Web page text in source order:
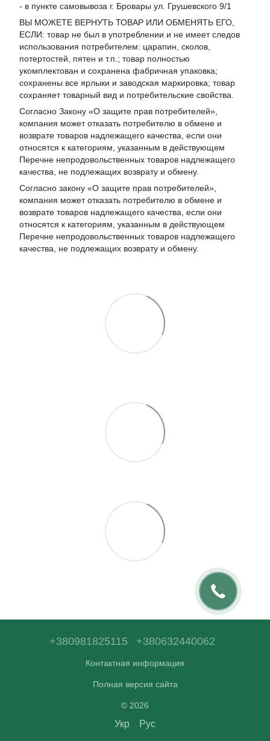
- в пункте самовывоза г. Бровары ул. Грушевского 9/1
ВЫ МОЖЕТЕ ВЕРНУТЬ ТОВАР ИЛИ ОБМЕНЯТЬ ЕГО,
ЕСЛИ: товар не был в употреблении и не имеет следов
использования потребителем: царапин, сколов,
потертостей, пятен и т.п.; товар полностью
укомплектован и сохранена фабричная упаковка;
сохранены все ярлыки и заводская маркировка; товар
сохраняет товарный вид и потребительские свойства.
Согласно Закону «О защите прав потребителей»,
компания может отказать потребителю в обмене и
возврате товаров надлежащего качества, если они
относятся к категориям, указанным в действующем
Перечне непродовольственных товаров надлежащего
качества, не подлежащих возврату и обмену.
Согласно закону «О защите прав потребителей»,
компания может отказать потребителю в обмене и
возврате товаров надлежащего качества, если они
относятся к категориям, указанным в действующем
Перечне непродовольственных товаров надлежащего
качества, не подлежащих возврату и обмену.
+380981825115 +380632440062
Контактная информация
Полная версия сайта
© 2026
Укр Рус